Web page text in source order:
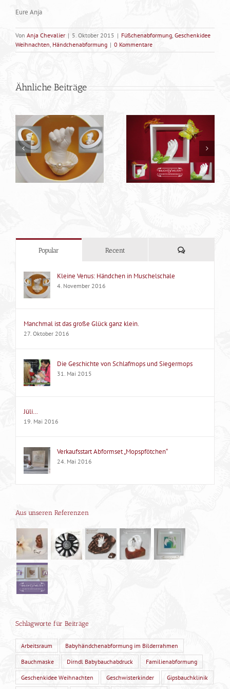
Eure Anja
Von Anja Chevalier | 5. Oktober 2015 | Füßchenabformung, Geschenkidee
Weihnachten, Händchenabformung | 0 Kommentare
Ähnliche Beiträge
Saskia und die
Erinnerungen …
Traumzeiten
Popular Recent Kommentare
Kleine Venus: Händchen in Muschelschale
4. November 2016
Manchmal ist das große Glück ganz klein.
27. Oktober 2016
Die Geschichte von Schlafmops und Siegermops
31. Mai 2015
Jüli…
19. Mai 2016
Verkaufsstart Abformset „Mopspfötchen“
24. Mai 2016
Aus unseren Referenzen
Schlagworte für Beiträge
Arbeitsraum Babyhändchenabformung im Bilderrahmen
Bauchmaske Dirndl Babybauchabdruck Familienabformung
Geschenkidee Weihnachten Geschwisterkinder Gipsbauchklinik